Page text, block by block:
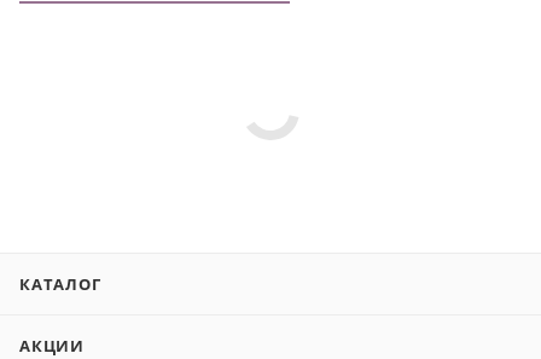
КАТАЛОГ
АКЦИИ